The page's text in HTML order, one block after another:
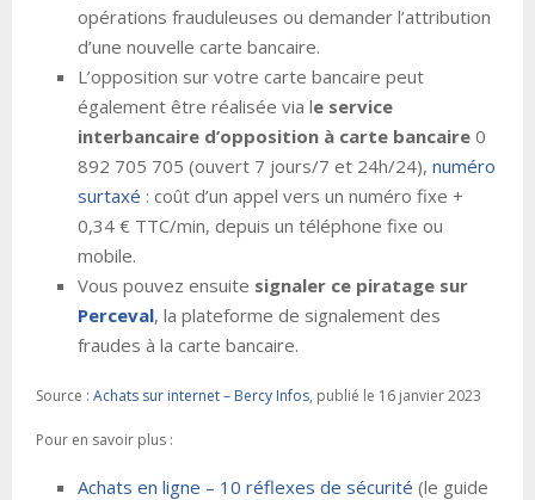
opérations frauduleuses ou demander l’attribution
d’une nouvelle carte bancaire.
L’opposition sur votre carte bancaire peut
également être réalisée via le service
interbancaire d’opposition à carte bancaire 0
892 705 705 (ouvert 7 jours/7 et 24h/24), numéro
surtaxé : coût d’un appel vers un numéro fixe +
0,34 € TTC/min, depuis un téléphone fixe ou
mobile.
Vous pouvez ensuite signaler ce piratage sur
Perceval, la plateforme de signalement des
fraudes à la carte bancaire.
Source : Achats sur internet – Bercy Infos, publié le 16 janvier 2023
Pour en savoir plus :
Achats en ligne – 10 réflexes de sécurité (le guide